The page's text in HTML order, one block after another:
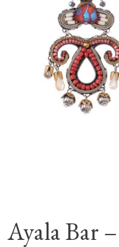
Ayala Bar